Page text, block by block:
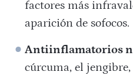
factores más
aparición de sofocos.
Antiinflamatorios
cúrcuma, el